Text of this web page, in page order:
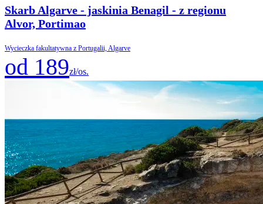
Skarb Algarve - jaskinia Benagil - z regionu
Alvor, Portimao
Wycieczka fakultatywna z Portugalii, Algarve
od 189zł/os.